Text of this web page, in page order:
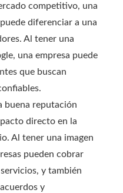
competitivo, una
diferenciar a una
Al tener una
una empresa puede
que buscan
buena reputación
directo en la
Al tener una imagen
pueden cobrar
y también
y